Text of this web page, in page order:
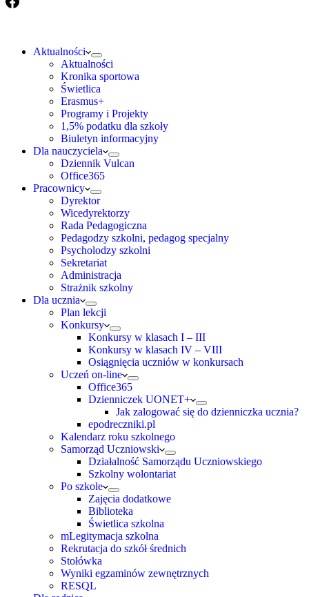
Aktualności
Aktualności
Kronika sportowa
Świetlica
Erasmus+
Programy i Projekty
1,5% podatku dla szkoły
Biuletyn informacyjny
Dla nauczyciela
Dziennik Vulcan
Office365
Pracownicy
Dyrektor
Wicedyrektorzy
Rada Pedagogiczna
Pedagodzy szkolni, pedagog specjalny
Psycholodzy szkolni
Sekretariat
Administracja
Strażnik szkolny
Dla ucznia
Plan lekcji
Konkursy
Konkursy w klasach I – III
Konkursy w klasach IV – VIII
Osiągnięcia uczniów w konkursach
Uczeń on-line
Office365
Dzienniczek UONET+
Jak zalogować się do dzienniczka ucznia?
epodreczniki.pl
Kalendarz roku szkolnego
Samorząd Uczniowski
Działalność Samorządu Uczniowskiego
Szkolny wolontariat
Po szkole
Zajęcia dodatkowe
Biblioteka
Świetlica szkolna
mLegitymacja szkolna
Rekrutacja do szkół średnich
Stołówka
Wyniki egzaminów zewnętrznych
RESQL